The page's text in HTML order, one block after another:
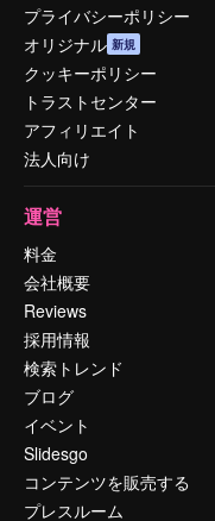
プライバシーポリシー
オリジナル 新規
クッキーポリシー
トラストセンター
アフィリエイト
法人向け
運営
料金
会社概要
Reviews
採用情報
検索トレンド
ブログ
イベント
Slidesgo
コンテンツを販売する
プレスルーム